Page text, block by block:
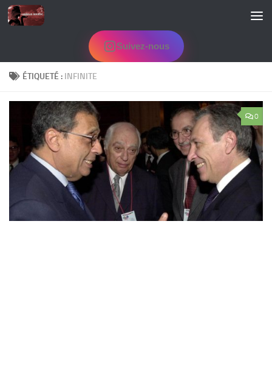
Skip to content
Suivez-nous
ÉTIQUETÉ : INFINITE
0